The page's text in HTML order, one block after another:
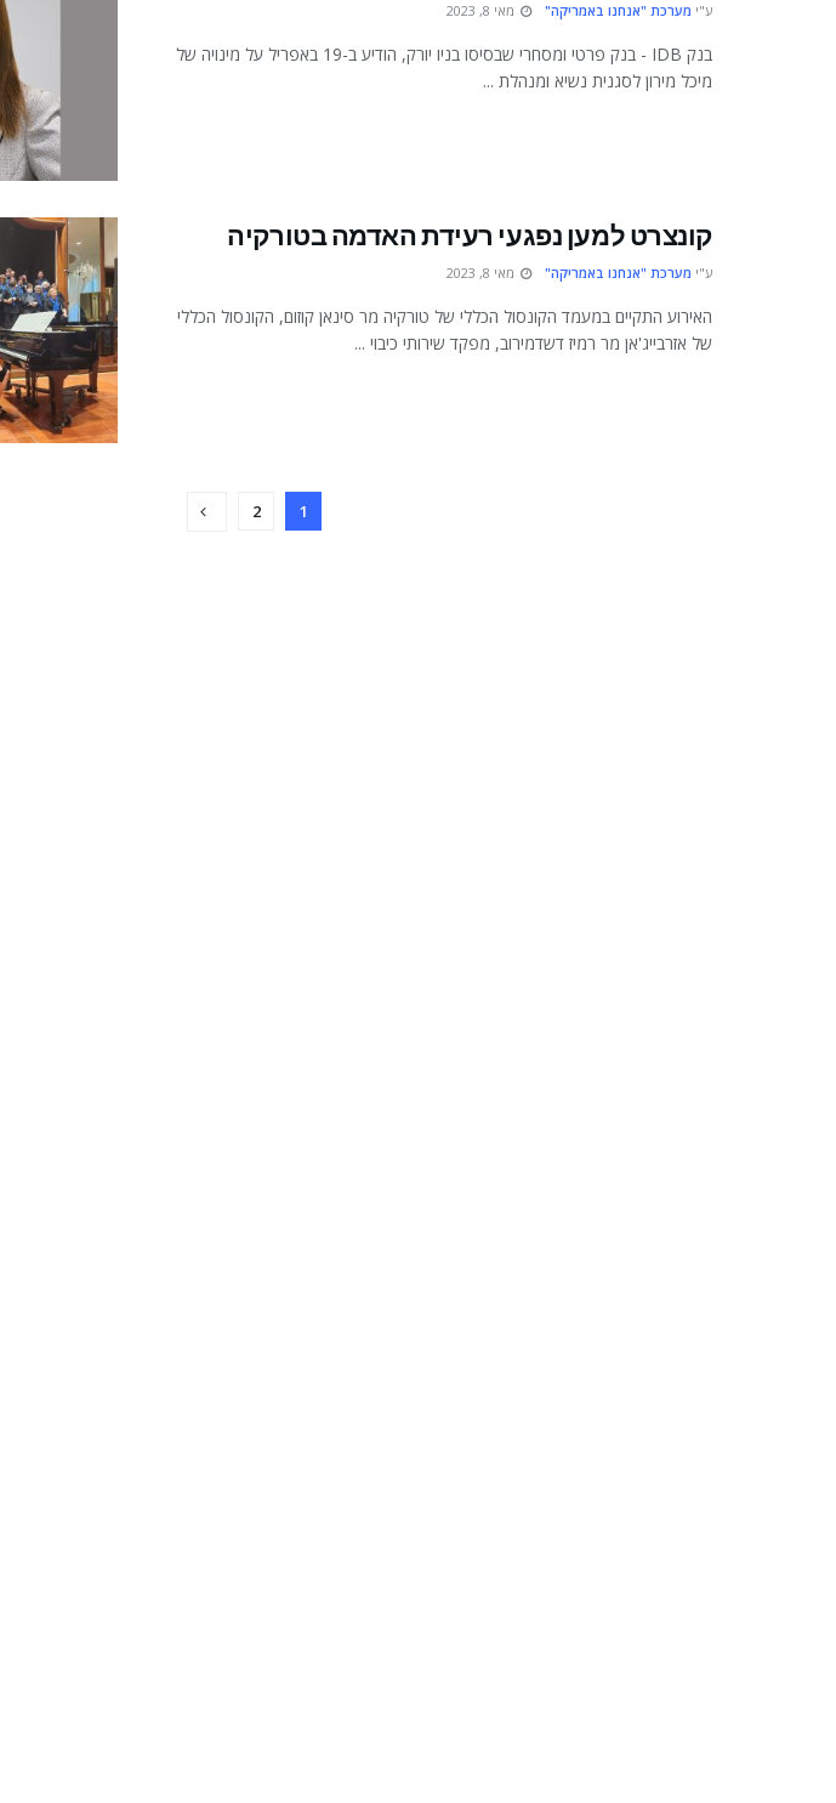
ע"י מערכת "אנחנו באמריקה" מאי 8, 2023
בנק IDB - בנק פרטי ומסחרי שבסיסו בניו יורק, הודיע ב-19 באפריל על מינויה של
מיכל מירון לסגנית נשיא ומנהלת ...
קונצרט למען נפגעי רעידת האדמה בטורקיה
ע"י מערכת "אנחנו באמריקה" מאי 8, 2023
האירוע התקיים במעמד הקונסול הכללי של טורקיה מר סינאן קוזום, הקונסול הכללי
של אזרבייג'אן מר רמיז דשדמירוב, מפקד שירותי כיבוי ...
1
2